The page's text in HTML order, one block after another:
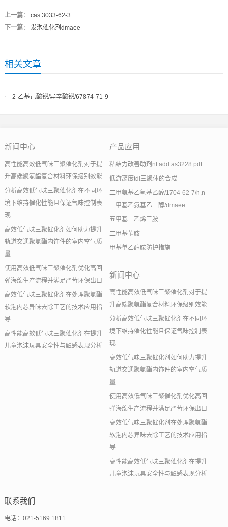
上一篇： cas 3033-62-3
下一篇： 发泡催化剂dmaee
相关文章
2-乙基己酸铋/异辛酸铋/67874-71-9
新闻中心
高性能高效低气味三聚催化剂对于提
升高端聚氨酯复合材料环保级别效能
分析高效低气味三聚催化剂在不同环
境下维持催化性能且保证气味控制表
现
高效低气味三聚催化剂如何助力提升
轨道交通聚氨酯内饰件的室内空气质
量
使用高效低气味三聚催化剂优化高回
弹海绵生产流程并满足严苛环保出口
高效低气味三聚催化剂在处理聚氨酯
软泡内芯异味去除工艺的技术应用指
导
高性能高效低气味三聚催化剂在提升
儿童泡沫玩具安全性与触感表现分析
产品应用
粘结力改善助剂nt add as3228.pdf
低游离度tdi三聚体的合成
二甲氨基乙氧基乙醇/1704-62-7/n,n-
二甲基乙氨基乙二醇/dmaee
五甲基二乙烯三胺
二甲基苄胺
甲基单乙醇胺防护措施
新闻中心
高性能高效低气味三聚催化剂对于提
升高端聚氨酯复合材料环保级别效能
分析高效低气味三聚催化剂在不同环
境下维持催化性能且保证气味控制表
现
高效低气味三聚催化剂如何助力提升
轨道交通聚氨酯内饰件的室内空气质
量
使用高效低气味三聚催化剂优化高回
弹海绵生产流程并满足严苛环保出口
高效低气味三聚催化剂在处理聚氨酯
软泡内芯异味去除工艺的技术应用指
导
高性能高效低气味三聚催化剂在提升
儿童泡沫玩具安全性与触感表现分析
联系我们
电话：021-5169 1811